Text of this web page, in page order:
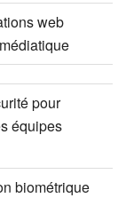
web
pour
équipes
biométrique